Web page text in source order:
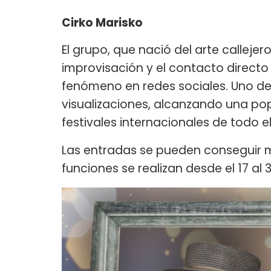
Cirko Marisko
El grupo, que nació del arte
improvisación y el contacto
fenómeno en redes sociales. Uno
visualizaciones, alcanzando una
festivales internacionales de todo
Las entradas se pueden conseguir
funciones se realizan desde el 17 al